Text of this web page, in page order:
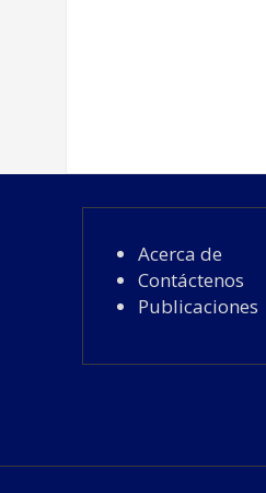
Acerca de
Contáctenos
Publicaciones